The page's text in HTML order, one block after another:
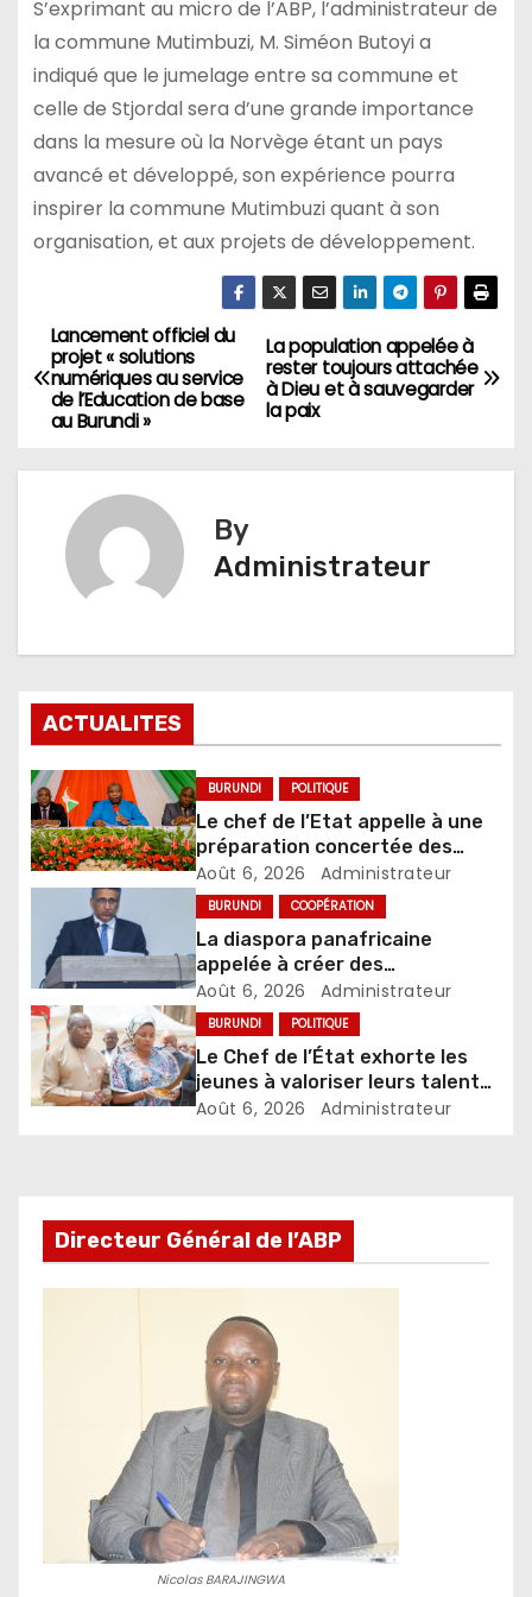
S’exprimant au micro de l’ABP, l’administrateur de
la commune Mutimbuzi, M. Siméon Butoyi a
indiqué que le jumelage entre sa commune et
celle de Stjordal sera d’une grande importance
dans la mesure où la Norvège étant un pays
avancé et développé, son expérience pourra
inspirer la commune Mutimbuzi quant à son
organisation, et aux projets de développement.
Navigation
de
La population appelée à
rester toujours attachée
à Dieu et à sauvegarder
la paix
Lancement officiel du
projet « solutions
numériques au service
de l’Education de base
au Burundi »
By
Administrateur
ACTUALITES
BURUNDI POLITIQUE
Le chef de l’Etat appelle à une
préparation concertée des
élections de 2027
Août 6, 2026 Administrateur
BURUNDI COOPÉRATION
La diaspora panafricaine
appelée à créer des
mécanismes favorisant
l’investissement dans les pays
d’origine
Août 6, 2026 Administrateur
BURUNDI POLITIQUE
Le Chef de l’État exhorte les
jeunes à valoriser leurs talents
pour accélérer le
Août 6, 2026 Administrateur
Directeur Général de l’ABP
Nicolas BARAJINGWA